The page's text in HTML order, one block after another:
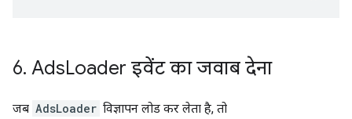
6. AdsLoader इवेंट का जवाब देना
जब AdsLoader विज्ञापन लोड कर लेता है, तो